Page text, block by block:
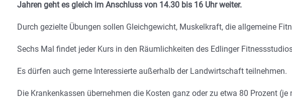
Jahren geht es gleich im Anschluss von 14.30 bis 16 Uhr weiter.
Durch gezielte Übungen sollen Gleichgewicht, Muskelkraft, die allgemeine
Sechs Mal findet jeder Kurs in den Räumlichkeiten des Edlinger
Es dürfen auch gerne Interessierte außerhalb der Landwirtschaft teilnehmen.
Die Krankenkassen übernehmen die Kosten ganz oder zu etwa 80 Prozent (je